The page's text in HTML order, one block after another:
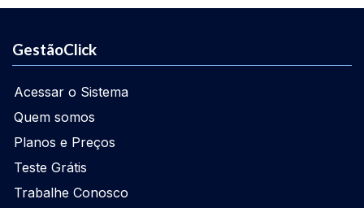
GestãoClick
Acessar o Sistema
Quem somos
Planos e Preços
Teste Grátis
Trabalhe Conosco